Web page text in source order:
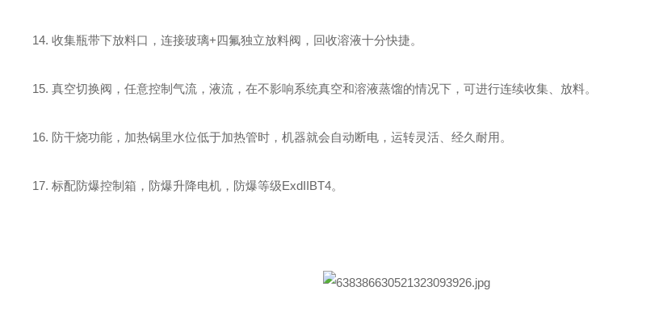
14. 收集瓶带下放料口，连接玻璃+四氟独立放料阀，回收溶液十分快捷。
15. 真空切换阀，任意控制气流，液流，在不影响系统真空和溶液蒸馏的情况下，可进行连续收集、放料。
16. 防干烧功能，加热锅里水位低于加热管时，机器就会自动断电，运转灵活、经久耐用。
17. 标配防爆控制箱，防爆升降电机，防爆等级ExdIIBT4。